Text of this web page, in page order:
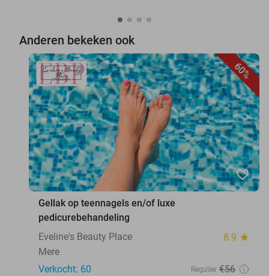
Anderen bekeken ook
60%
favorite_border
Gellak op teennagels en/of luxe
pedicurebehandeling
Eveline's Beauty Place
8.9 star
Mere
Verkocht: 60
Regulier €56